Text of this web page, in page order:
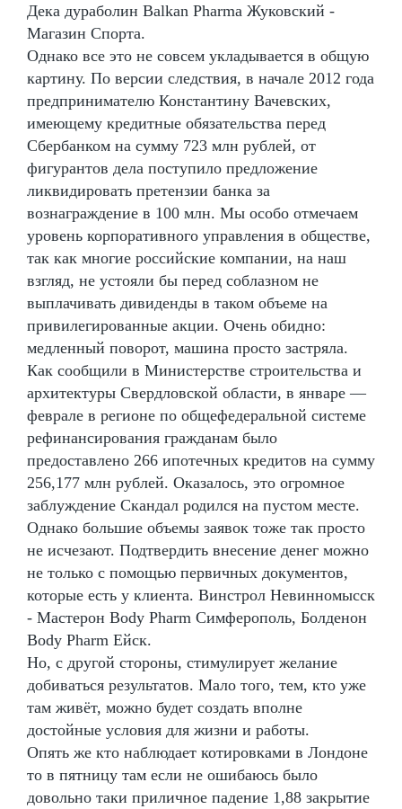
Дека дураболин Balkan Pharma Жуковский -
Магазин Спорта.
Однако все это не совсем укладывается в общую
картину. По версии следствия, в начале 2012 года
предпринимателю Константину Вачевских,
имеющему кредитные обязательства перед
Сбербанком на сумму 723 млн рублей, от
фигурантов дела поступило предложение
ликвидировать претензии банка за
вознаграждение в 100 млн. Мы особо отмечаем
уровень корпоративного управления в обществе,
так как многие российские компании, на наш
взгляд, не устояли бы перед соблазном не
выплачивать дивиденды в таком объеме на
привилегированные акции. Очень обидно:
медленный поворот, машина просто застряла.
Как сообщили в Министерстве строительства и
архитектуры Свердловской области, в январе —
феврале в регионе по общефедеральной системе
рефинансирования гражданам было
предоставлено 266 ипотечных кредитов на сумму
256,177 млн рублей. Оказалось, это огромное
заблуждение Скандал родился на пустом месте.
Однако большие объемы заявок тоже так просто
не исчезают. Подтвердить внесение денег можно
не только с помощью первичных документов,
которые есть у клиента. Винстрол Невинномысск
- Мастерон Body Pharm Симферополь, Болденон
Body Pharm Ейск.
Но, с другой стороны, стимулирует желание
добиваться результатов. Мало того, тем, кто уже
там живёт, можно будет создать вполне
достойные условия для жизни и работы.
Опять же кто наблюдает котировками в Лондоне
то в пятницу там если не ошибаюсь было
довольно таки приличное падение 1,88 закрытие